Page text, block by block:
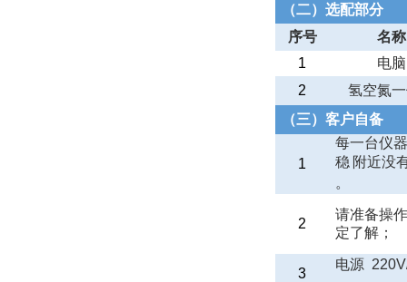
（二）选配部分
序号
名称
1
电脑
2
氢空氮
（三）客户自备
1
每一台仪
稳 附近没
。
2
请准备操
定了解；
3
电源